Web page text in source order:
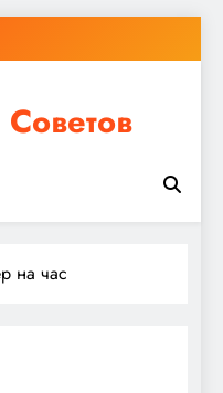
в Мастерской
на час